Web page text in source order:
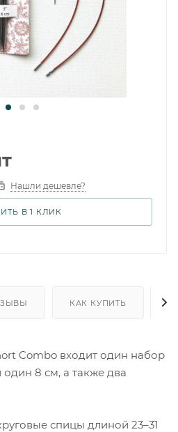
Нашли дешевле?
В 1 КЛИК
КАК КУПИТЬ
Combo входит один набор
8 см, а также два
спицы длиной 23–31